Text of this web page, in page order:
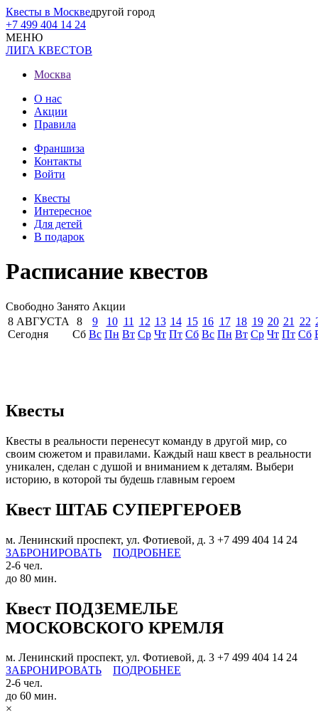
Квесты в Москведругой город
+7 499 404 14 24
МЕНЮ
ЛИГА КВЕСТОВ
Москва
О нас
Акции
Правила
Франшиза
Контакты
Войти
Квесты
Интересное
Для детей
В подарок
Расписание квестов
Свободно Занято Акции
8 АВГУСТА
Сегодня
8
Сб
9
Вс
10
Пн
11
Вт
12
Ср
13
Чт
14
Пт
15
Сб
16
Вс
17
Пн
18
Вт
19
Ср
20
Чт
21
Пт
22
Сб
Квесты
Квесты в реальности перенесут команду в другой мир, со
своим сюжетом и правилами. Каждый наш квест в реальности
уникален, сделан с душой и вниманием к деталям. Выбери
историю, в которой ты будешь главным героем
Квест ШТАБ СУПЕРГЕРОЕВ
м. Ленинский проспект, ул. Фотиевой, д. 3 +7 499 404 14 24
ЗАБРОНИРОВАТЬ
ПОДРОБНЕЕ
2-6 чел.
до 80 мин.
Квест ПОДЗЕМЕЛЬЕ
МОСКОВСКОГО КРЕМЛЯ
м. Ленинский проспект, ул. Фотиевой, д. 3 +7 499 404 14 24
ЗАБРОНИРОВАТЬ
ПОДРОБНЕЕ
2-6 чел.
до 60 мин.
×